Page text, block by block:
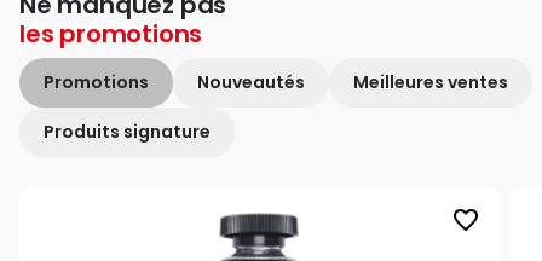
les promotions
Promotions Nouveautés Meilleures ventes
Produits signature
favorite_border